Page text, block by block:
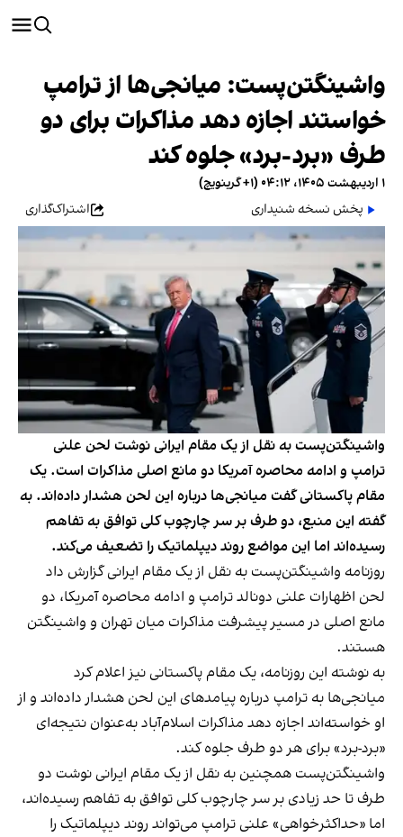
واشینگتن‌پست: میانجی‌ها از ترامپ
خواستند اجازه دهد مذاکرات برای دو
طرف «برد-برد» جلوه کند
۱ اردیبهشت ۱۴۰۵، ۰۴:۱۲ (‎+۱ گرینویچ)
پخش نسخه شنیداری
اشتراک‌گذاری
واشینگتن‌پست به نقل از یک مقام ایرانی نوشت لحن علنی
ترامپ و ادامه محاصره آمریکا دو مانع اصلی مذاکرات است. یک
مقام پاکستانی گفت میانجی‌ها درباره این لحن هشدار داده‌اند. به
گفته این منبع، دو طرف بر سر چارچوب کلی توافق به تفاهم
رسیده‌اند اما این مواضع روند دیپلماتیک را تضعیف می‌کند.
روزنامه واشینگتن‌پست به نقل از یک مقام ایرانی گزارش داد
لحن اظهارات علنی دونالد ترامپ و ادامه محاصره آمریکا، دو
مانع اصلی در مسیر پیشرفت مذاکرات میان تهران و واشینگتن
هستند.
به نوشته این روزنامه، یک مقام پاکستانی نیز اعلام کرد
میانجی‌ها به ترامپ درباره پیامدهای این لحن هشدار داده‌اند و از
او خواسته‌اند اجازه دهد مذاکرات اسلام‌آباد به‌عنوان نتیجه‌ای
«برد-برد» برای هر دو طرف جلوه کند.
واشینگتن‌پست همچنین به نقل از یک مقام ایرانی نوشت دو
طرف تا حد زیادی بر سر چارچوب کلی توافق به تفاهم رسیده‌اند،
اما «حداکثرخواهی» علنی ترامپ می‌تواند روند دیپلماتیک را